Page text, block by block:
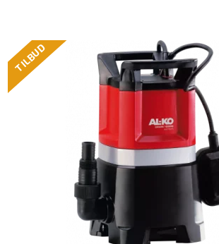
TILBUD